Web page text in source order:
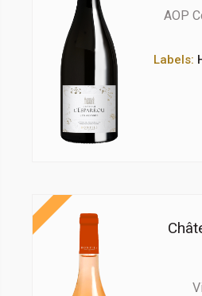
AOP
Labels: